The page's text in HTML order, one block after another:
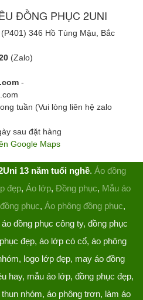
ĐỒNG PHỤC 2UNI
346 Hồ Tùng Mậu, Bắc
(Zalo)
-
tuần (Vui lòng liên hệ zalo
sau đặt hàng
Google Maps
13 năm tuổi nghề. Áo đồng
đẹp, Áo lớp, Đồng phục, Mẫu áo
phục, Áo phông đồng phục,
đồng phục công ty, đồng phục
đẹp, áo lớp có cổ, áo phông
logo lớp đẹp, may áo đồng
hay, mẫu áo lớp, đồng phục đẹp,
nhóm, áo phông trơn, làm áo